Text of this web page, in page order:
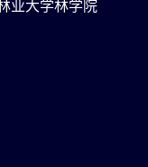
业大学林学院